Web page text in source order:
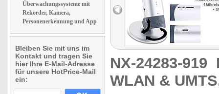
Überwachungssysteme mit
Rekorder, Kamera,
Personenerkennung und App
Bleiben Sie mit uns im
Kontakt und tragen Sie
hier Ihre E-Mail-Adresse
für unsere HotPrice-Mail
ein:
NX-24283-919
WLAN &